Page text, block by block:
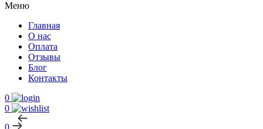
Меню
Главная
О нас
Оплата
Отзывы
Блог
Контакты
0
0
0